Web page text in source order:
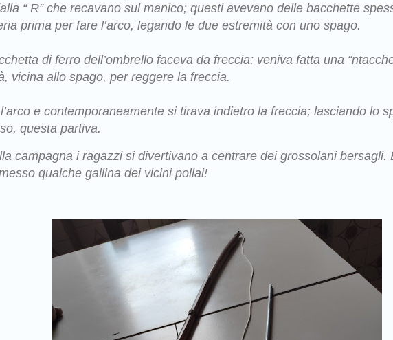
“ R” che recavano sul manico; questi avevano delle bacchette
prima per fare l’arco, legando le due estremità con uno spago.
di ferro dell’ombrello faceva da freccia; veniva fatta una
vicina allo spago, per reggere la freccia.
e contemporaneamente si tirava indietro la freccia; lasciando lo
questa partiva.
campagna i ragazzi si divertivano a centrare dei grossolani bersagli.
qualche gallina dei vicini pollai!